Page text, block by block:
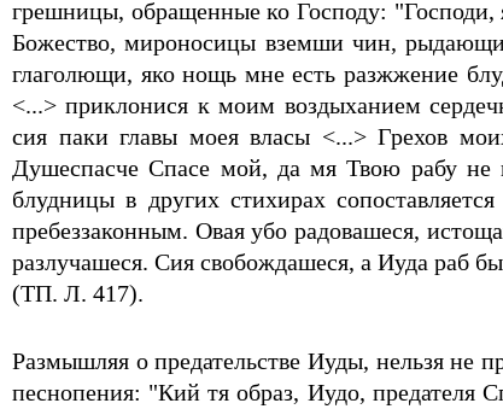
грешницы, обращенные ко Господу:
Божество, мироносицы вземши чин,
глаголющи, яко нощь мне есть разжжение
<...> приклонися к моим воздыханием
сия паки главы моея власы <...> Грехов
Душеспасче Спасе мой, да мя Твою рабу
блудницы в других стихирах
пребеззаконным. Овая убо радовашеся,
разлучашеся. Сия свобождашеся, а Иуда раб
(ТП. Л. 417).
Размышляя о предательстве Иуды, нельзя не
песнопения: "Кий тя образ, Иудо, предателя